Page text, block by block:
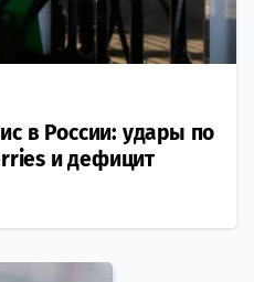
в России: удары по
и дефицит